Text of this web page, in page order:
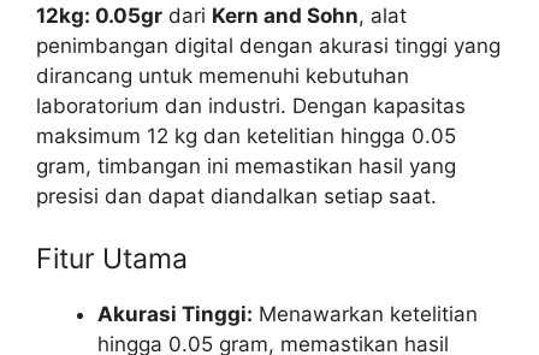
12kg: 0.05gr dari Kern and Sohn, alat
penimbangan digital dengan akurasi tinggi yang
dirancang untuk memenuhi kebutuhan
laboratorium dan industri. Dengan kapasitas
maksimum 12 kg dan ketelitian hingga 0.05
gram, timbangan ini memastikan hasil yang
presisi dan dapat diandalkan setiap saat.
Fitur Utama
Akurasi Tinggi: Menawarkan ketelitian
hingga 0.05 gram, memastikan hasil